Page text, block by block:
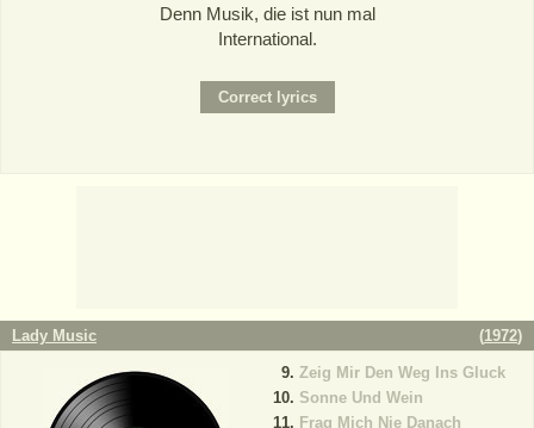
Denn Musik, die ist nun mal
International.
Lady Music (1972)
Zeig Mir Den Weg Ins Gluck
Sonne Und Wein
Frag Mich Nie Danach